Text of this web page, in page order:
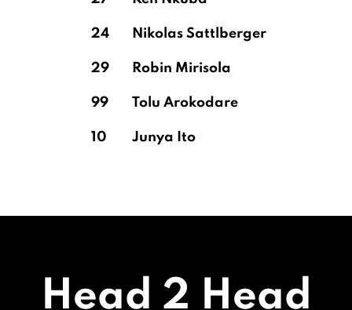
24 Nikolas Sattlberger
29 Robin Mirisola
99 Tolu Arokodare
10 Junya Ito
Head 2 Head